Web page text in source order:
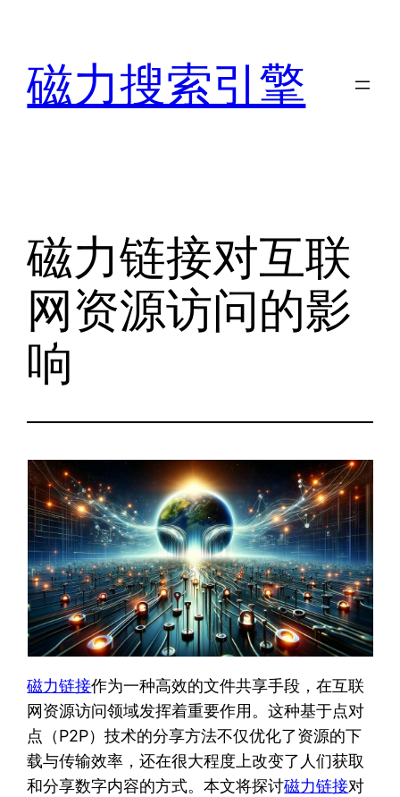
磁力搜索引擎
磁力链接对互联
网资源访问的影
响
磁力链接作为一种高效的文件共享手段，在互联
网资源访问领域发挥着重要作用。这种基于点对
点（P2P）技术的分享方法不仅优化了资源的下
载与传输效率，还在很大程度上改变了人们获取
和分享数字内容的方式。本文将探讨磁力链接对